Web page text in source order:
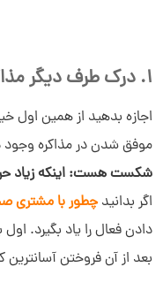
1. درک طرف دیگر مذاکره، کلید موفقیت است
اجازه بدهید از همین اول
موفق شدن در مذاکره وجود
شکست هست: اینکه زیاد
اگر بدانیدچطور با مشتری
دادن فعال را یاد بگیرد.
بعد از آن فروختن آسانترین